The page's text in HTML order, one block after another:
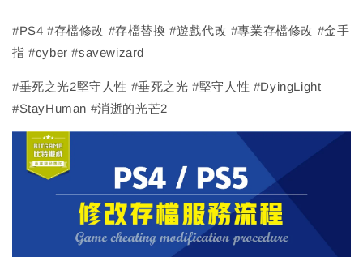
#PS4 #存檔修改 #存檔替換 #遊戲代改 #專業存檔修改 #金手
指 #cyber #savewizard
#垂死之光2堅守人性 #垂死之光 #堅守人性 #DyingLight
#StayHuman #消逝的光芒2